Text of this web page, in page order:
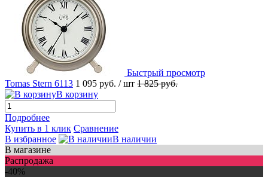
Быстрый просмотр
Tomas Stern 6113 1 095 руб. / шт 1 825 руб.
В корзину
Подробнее
Купить в 1 клик Сравнение
В избранное
В наличии
В магазине
Распродажа
-40%